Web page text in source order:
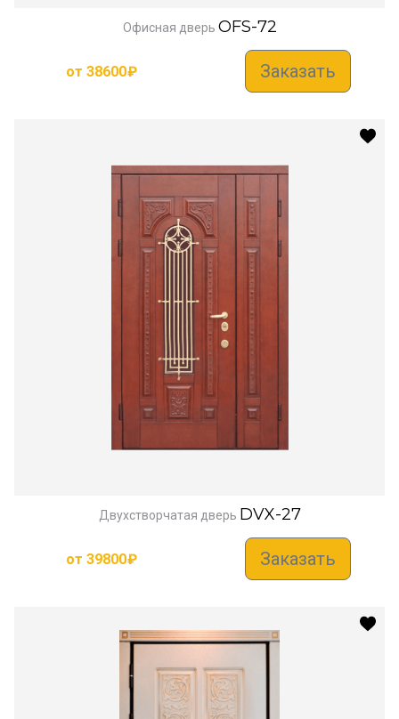
Офисная дверь OFS-72
от 38600₽ Заказать
Двухстворчатая дверь DVX-27
от 39800₽ Заказать